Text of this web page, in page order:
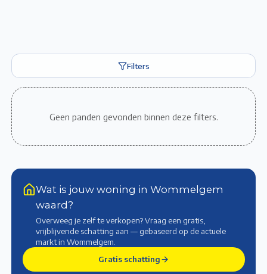
Filters
Geen panden gevonden binnen deze filters.
Wat is jouw woning in Wommelgem
waard?
Overweeg je zelf te verkopen? Vraag een gratis,
vrijblijvende schatting aan — gebaseerd op de actuele
marktin Wommelgem
Gratis schatting